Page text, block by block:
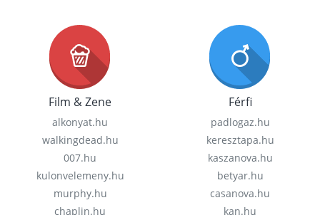
Film & Zene
alkonyat.hu
walkingdead.hu
007.hu
kulonvelemeny.hu
murphy.hu
chaplin.hu
Férfi
padlogaz.hu
keresztapa.hu
kaszanova.hu
betyar.hu
casanova.hu
kan.hu